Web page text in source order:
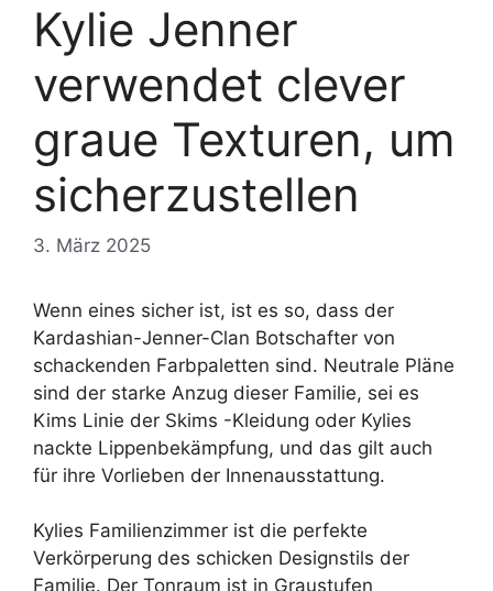
Kylie Jenner
verwendet clever
graue Texturen, um
sicherzustellen
3. März 2025
Wenn eines sicher ist, ist es so, dass der
Kardashian-Jenner-Clan Botschafter von
schackenden Farbpaletten sind. Neutrale Pläne
sind der starke Anzug dieser Familie, sei es
Kims Linie der Skims -Kleidung oder Kylies
nackte Lippenbekämpfung, und das gilt auch
für ihre Vorlieben der Innenausstattung.
Kylies Familienzimmer ist die perfekte
Verkörperung des schicken Designstils der
Familie. Der Tonraum ist in Graustufen